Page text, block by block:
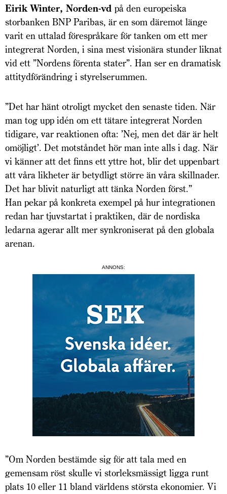
Eirik Winter, Norden-vd på den europeiska
storbanken BNP Paribas, är en som däremot länge
varit en uttalad förespråkare för tanken om ett mer
integrerat Norden, i sina mest visionära stunder liknat
vid ett ”Nordens förenta stater”. Han ser en dramatisk
attitydförändring i styrelserummen.
”Det har hänt otroligt mycket den senaste tiden. När
man tog upp idén om ett tätare integrerat Norden
tidigare, var reaktionen ofta: ’Nej, men det där är helt
omöjligt’. Det motståndet hör man inte alls i dag. När
vi känner att det finns ett yttre hot, blir det uppenbart
att våra likheter är betydligt större än våra skillnader.
Det har blivit naturligt att tänka Norden först.”
Han pekar på konkreta exempel på hur integrationen
redan har tjuvstartat i praktiken, där de nordiska
ledarna agerar allt mer synkroniserat på den globala
arenan.
ANNONS:
”Om Norden bestämde sig för att tala med en
gemensam röst skulle vi storleksmässigt ligga runt
plats 10 eller 11 bland världens största ekonomier. Vi